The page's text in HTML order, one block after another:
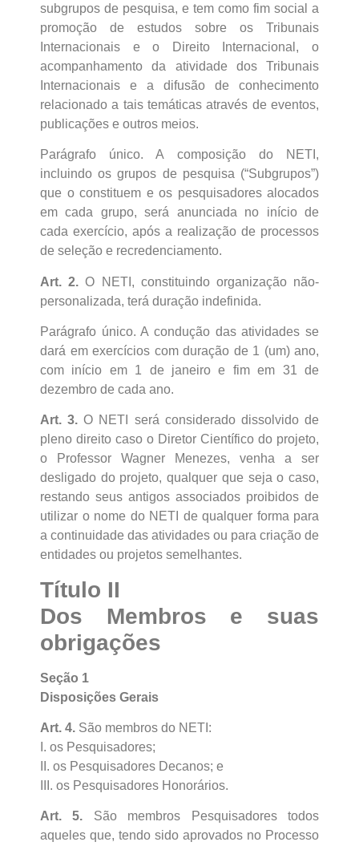
subgrupos de pesquisa, e tem como fim social a
promoção de estudos sobre os Tribunais
Internacionais e o Direito Internacional, o
acompanhamento da atividade dos Tribunais
Internacionais e a difusão de conhecimento
relacionado a tais temáticas através de eventos,
publicações e outros meios.
Parágrafo único. A composição do NETI,
incluindo os grupos de pesquisa (“Subgrupos”)
que o constituem e os pesquisadores alocados
em cada grupo, será anunciada no início de
cada exercício, após a realização de processos
de seleção e recredenciamento.
Art. 2. O NETI, constituindo organização não-
personalizada, terá duração indefinida.
Parágrafo único. A condução das atividades se
dará em exercícios com duração de 1 (um) ano,
com início em 1 de janeiro e fim em 31 de
dezembro de cada ano.
Art. 3. O NETI será considerado dissolvido de
pleno direito caso o Diretor Científico do projeto,
o Professor Wagner Menezes, venha a ser
desligado do projeto, qualquer que seja o caso,
restando seus antigos associados proibidos de
utilizar o nome do NETI de qualquer forma para
a continuidade das atividades ou para criação de
entidades ou projetos semelhantes.
Título II
Dos Membros e suas
obrigações
Seção 1
Disposições Gerais
Art. 4. São membros do NETI:
I. os Pesquisadores;
II. os Pesquisadores Decanos; e
III. os Pesquisadores Honorários.
Art. 5. São membros Pesquisadores todos
aqueles que, tendo sido aprovados no Processo